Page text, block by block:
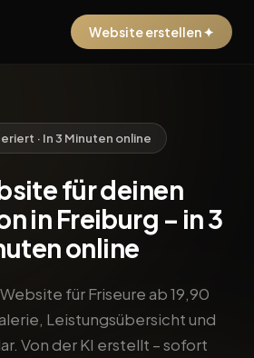
Website erstellen ✦
· In 3 Minuten online
für deinen
in Freiburg – in 3
online
für Friseure ab 19,90
Leistungsübersicht und
Von der KI erstellt – sofort